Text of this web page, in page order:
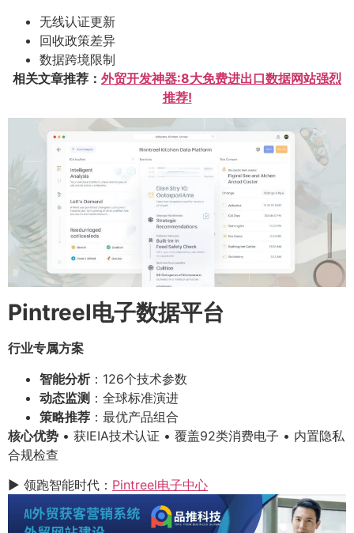
无线认证更新
回收政策差异
数据跨境限制
相关文章推荐： 外贸开发神器:8大免费进出口数据网站强烈
推荐!
Pintreel电子数据平台
行业专属方案
智能分析：126个技术参数
动态监测 ：全球标准演进
策略推荐 ：最优产品组合
核心优势 • 获IEIA技术认证 • 覆盖92类消费电子 • 内置隐私
合规检查
▶ 领跑智能时代： Pintreel电子中心